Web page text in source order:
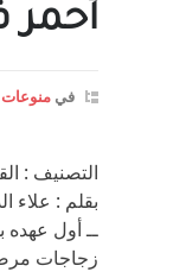
أحمر
في منوعات
التصنيف :
بقلم : علاء
ــ أول عهده
زجاجات